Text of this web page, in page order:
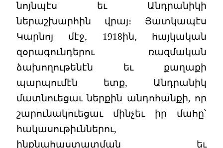
նոյնպէս եւ Անդրանիկի
ներաշխարհին վրայ։ Յատկապէս
Կարնոյ մէջ, 1918ին, հայկական
զօրագունդերու ռազմական
ձախողութենէն եւ քաղաքի
պարպումէն ետք, Անդրանիկ
մատնուեցաւ ներքին անդոհանքի, որ
շարունակուեցաւ մինչեւ իր մահը՝
հակասութիւններու,
ինքնահաստատման եւ